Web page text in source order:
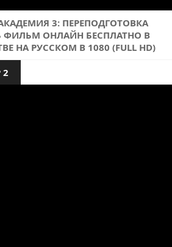
3: ПЕРЕПОДГОТОВКА
ФИЛЬМ ОНЛАЙН БЕСПЛАТНО В
НА РУССКОМ В 1080 (FULL HD)
2